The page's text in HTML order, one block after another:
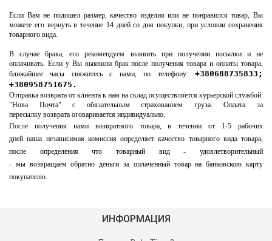
Если Вам не подошел размер, качество изделия или не понравился товар, Вы
можете его вернуть в течение 14 дней со дня покупки, при условии сохранения
товарного вида.
В случае брака, его рекомендуем выявить при получении посылки и не
оплачивать. Если у Вы выявили брак после получения товара и оплаты товара,
ближайшее часы свяжитесь с нами, по телефону:
+380958751675.
Отправка возврата от клиента к нам на склад осуществляется курьерской службой:
"Нова Почта" с обязательным страхованием груза. Оплата за
пересылку возврата оговаривается индивидуально.
После получения нами возвратного товара, в течении от 1-5 рабочих
дней наша независимая комиссияопределяет качество товарного вида товара,
после определения что товарный вид - удовлетворительный
- мы возвращаемобратно деньги за оплаченный товар на банковскою карту
покупателю.
ИНФОРМАЦИЯ